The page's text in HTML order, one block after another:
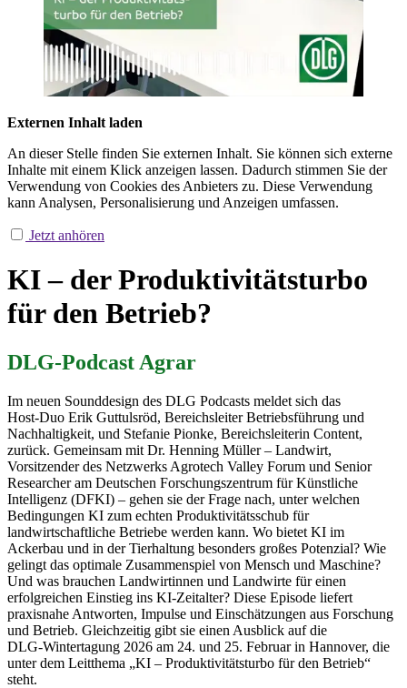
Externen Inhalt laden
An dieser Stelle finden Sie externen Inhalt. Sie können sich externe
Inhalte mit einem Klick anzeigen lassen. Dadurch stimmen Sie der
Verwendung von Cookies des Anbieters zu. Diese Verwendung
kann Analysen, Personalisierung und Anzeigen umfassen.
Jetzt anhören
KI – der Produktivitätsturbo
für den Betrieb?
DLG-Podcast Agrar
Im neuen Sounddesign des DLG Podcasts meldet sich das
Host‑Duo Erik Guttulsröd, Bereichsleiter Betriebsführung und
Nachhaltigkeit, und Stefanie Pionke, Bereichsleiterin Content,
zurück. Gemeinsam mit Dr. Henning Müller – Landwirt,
Vorsitzender des Netzwerks Agrotech Valley Forum und Senior
Researcher am Deutschen Forschungszentrum für Künstliche
Intelligenz (DFKI) – gehen sie der Frage nach, unter welchen
Bedingungen KI zum echten Produktivitätsschub für
landwirtschaftliche Betriebe werden kann. Wo bietet KI im
Ackerbau und in der Tierhaltung besonders großes Potenzial? Wie
gelingt das optimale Zusammenspiel von Mensch und Maschine?
Und was brauchen Landwirtinnen und Landwirte für einen
erfolgreichen Einstieg ins KI‑Zeitalter? Diese Episode liefert
praxisnahe Antworten, Impulse und Einschätzungen aus Forschung
und Betrieb. Gleichzeitig gibt sie einen Ausblick auf die
DLG‑Wintertagung 2026 am 24. und 25. Februar in Hannover, die
unter dem Leitthema „KI – Produktivitätsturbo für den Betrieb“
steht.